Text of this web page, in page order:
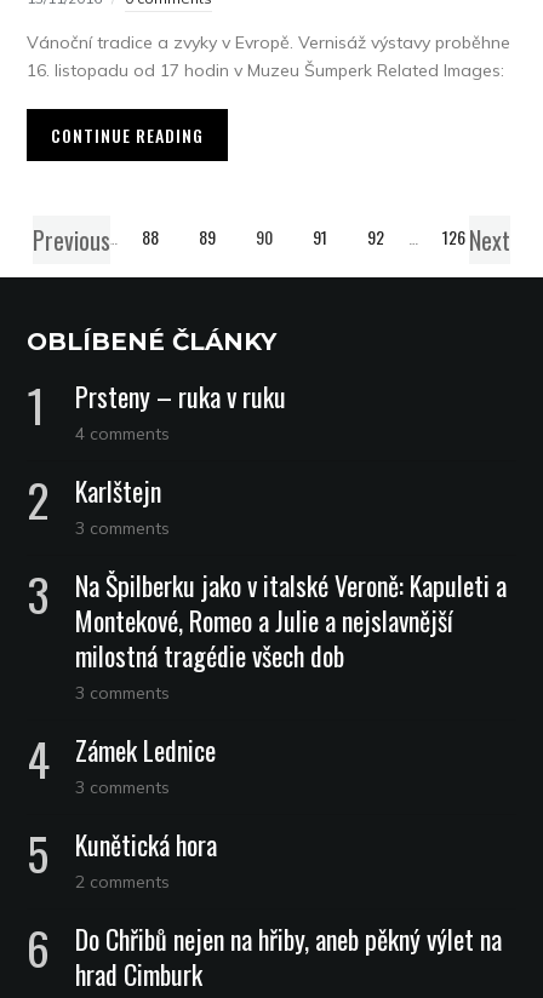
Vánoční tradice a zvyky v Evropě. Vernisáž výstavy proběhne
16. listopadu od 17 hodin v Muzeu Šumperk Related Images:
CONTINUE READING
Previous
1 … 88 89 90 91 92 126Next
OBLÍBENÉ ČLÁNKY
Prsteny – ruka v ruku
4 comments
Karlštejn
3 comments
Na Špilberku jako v italské Veroně: Kapuleti a
Montekové, Romeo a Julie a nejslavnější
milostná tragédie všech dob
3 comments
Zámek Lednice
3 comments
Kunětická hora
2 comments
Do Chřibů nejen na hřiby, aneb pěkný výlet na
hrad Cimburk